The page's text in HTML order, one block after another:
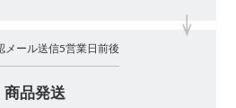
メール送信5営業日前後
商品発送